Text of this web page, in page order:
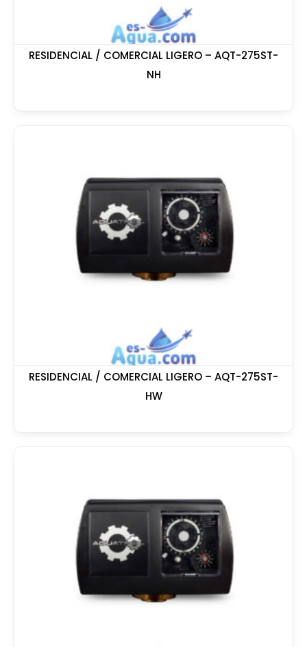
RESIDENCIAL / COMERCIAL LIGERO – AQT-275ST-
NH
RESIDENCIAL / COMERCIAL LIGERO – AQT-275ST-
HW